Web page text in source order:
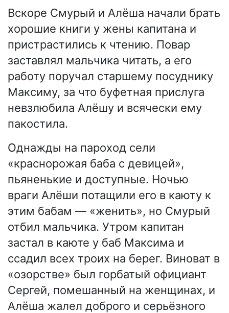
Вскоре Смурый и Алёша начали брать
хорошие книги у жены капитана и
пристрастились к чтению. Повар
заставлял мальчика читать, а его
работу поручал старшему посуднику
Максиму, за что буфетная прислуга
невзлюбила Алёшу и всячески ему
пакостила.
Однажды на пароход сели
«краснорожая баба с девицей»,
пьяненькие и доступные. Ночью
враги Алёши потащили его в каюту к
этим бабам — «женить», но Смурый
отбил мальчика. Утром капитан
застал в каюте у баб Максима и
ссадил всех троих на берег. Виноват в
«озорстве» был горбатый официант
Сергей, помешанный на женщинах, и
Алёша жалел доброго и серьёзного